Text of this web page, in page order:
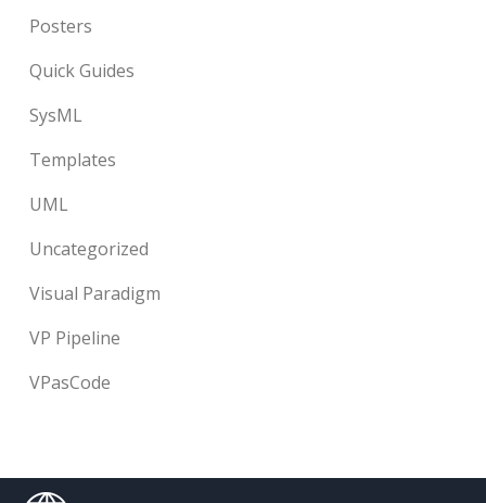
Posters
Quick Guides
SysML
Templates
UML
Uncategorized
Visual Paradigm
VP Pipeline
VPasCode